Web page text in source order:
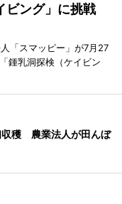
ビング」に挑戦
「スマッピー」が7月27
鍾乳洞探検（ケイビン
収穫 農業法人が田んぼ